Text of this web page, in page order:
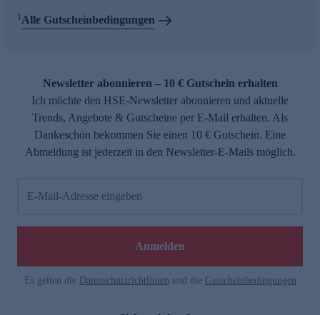
1Alle Gutscheinbedingungen
Newsletter abonnieren – 10 € Gutschein erhalten
Ich möchte den HSE-Newsletter abonnieren und aktuelle
Trends, Angebote & Gutscheine per E-Mail erhalten. Als
Dankeschön bekommen Sie einen 10 € Gutschein. Eine
Abmeldung ist jederzeit in den Newsletter-E-Mails möglich.
E-Mail-Adresse eingeben
Anmelden
Es gelten die Datenschutzrichtlinien und die Gutscheinbedingungen